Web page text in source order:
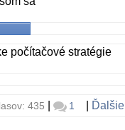
počítačové stratégie
435 1 Ďalšie